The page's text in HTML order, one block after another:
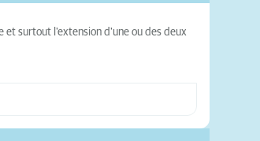
et surtout l'extension d'une ou des deux